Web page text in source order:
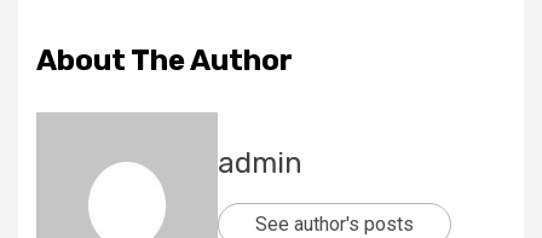
About The Author
admin
See author's posts